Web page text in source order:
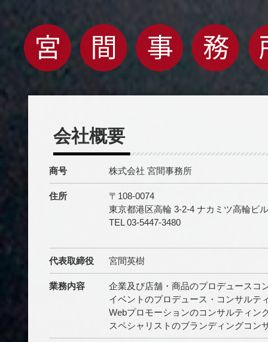
会社概要
商号 株式会社 宮間事務所
住所
〒108-0074
東京都港区高輪 3-2-4 ナカミツ高輪ビ
TEL 03-5447-3480
代表取締役 宮間英樹
業務内容
企業及び店舗・商品のプロデュースコ
イベントのプロデュース・コンサルテ
Webプロモーションのコンサルティン
スペシャリストのブランディングコン